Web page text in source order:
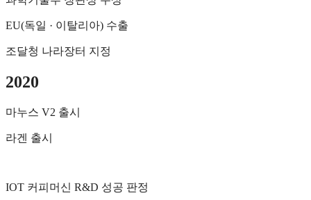
EU(독일 · 이탈리아) 수출
조달청 나라장터 지정
2020
마누스 V2 출시
라겐 출시
IOT 커피머신 R&D 성공 판정